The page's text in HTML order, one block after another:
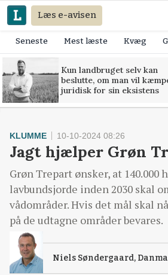
Læs e-avisen
Seneste Mest læste Kvæg
Kun landbruget selv kan
beslutte, om man vil
juridisk for sin eksistens
KLUMME 10-10-2024 08:26
Jagt hjælper Grøn
Grøn Trepart ønsker, at 140.000
lavbundsjorde inden 2030 skal
vådområder. Hvis det mål skal
på de udtagne områder bevares.
Niels Søndergaard,